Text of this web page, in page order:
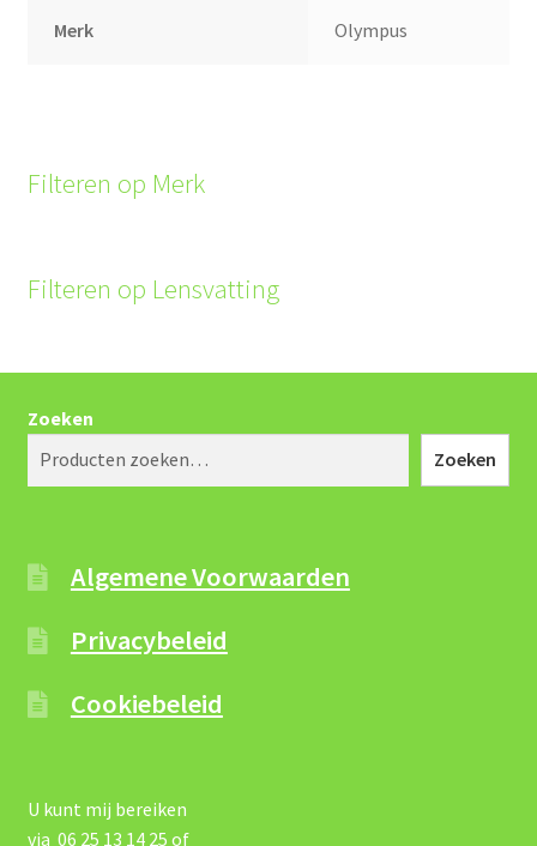
Merk Olympus
Filteren op Merk
Filteren op Lensvatting
Zoeken
Zoeken
Algemene Voorwaarden
Privacybeleid
Cookiebeleid
U kunt mij bereiken
via 06 25 13 14 25 of